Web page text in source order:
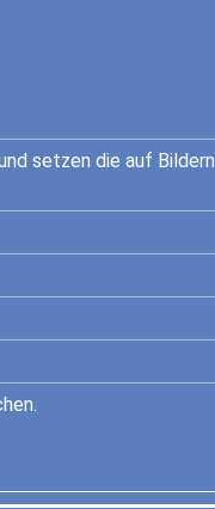
setzen die auf Bildern